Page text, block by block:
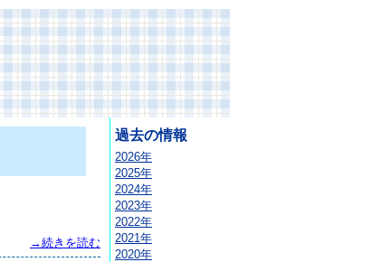
→続きを読む
過去の情報
2026年
2025年
2024年
2023年
2022年
2021年
2020年